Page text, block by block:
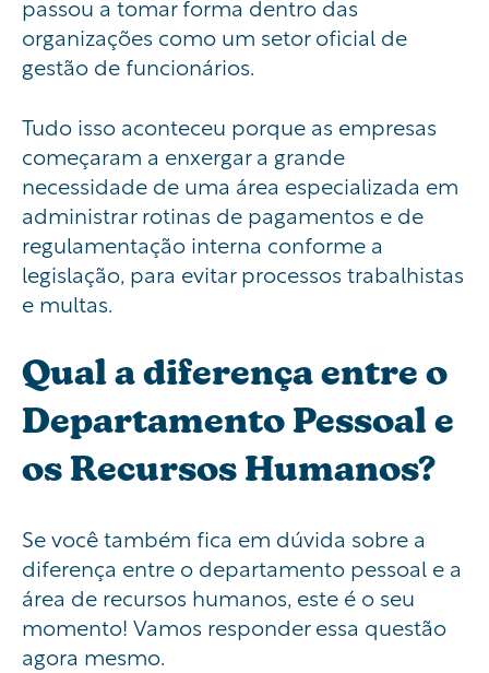
passou a tomar forma dentro das
organizações como um setor oficial de
gestão de funcionários.
Tudo isso aconteceu porque as empresas
começaram a enxergar a grande
necessidade de uma área especializada em
administrar rotinas de pagamentos e de
regulamentação interna conforme a
legislação, para evitar processos trabalhistas
e multas.
Qual a diferença entre o
Departamento Pessoal e
os Recursos Humanos?
Se você também fica em dúvida sobre a
diferença entre o departamento pessoal e a
área de recursos humanos, este é o seu
momento! Vamos responder essa questão
agora mesmo.